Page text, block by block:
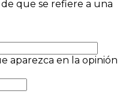
que se refiere a una
aparezca en la opinión